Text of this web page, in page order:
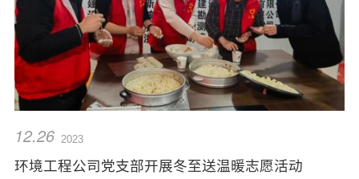
12.26 2023
环境工程公司党支部开展冬至送温暖志愿活动